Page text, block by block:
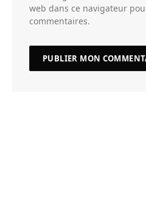
web dans ce navigateur
commentaires.